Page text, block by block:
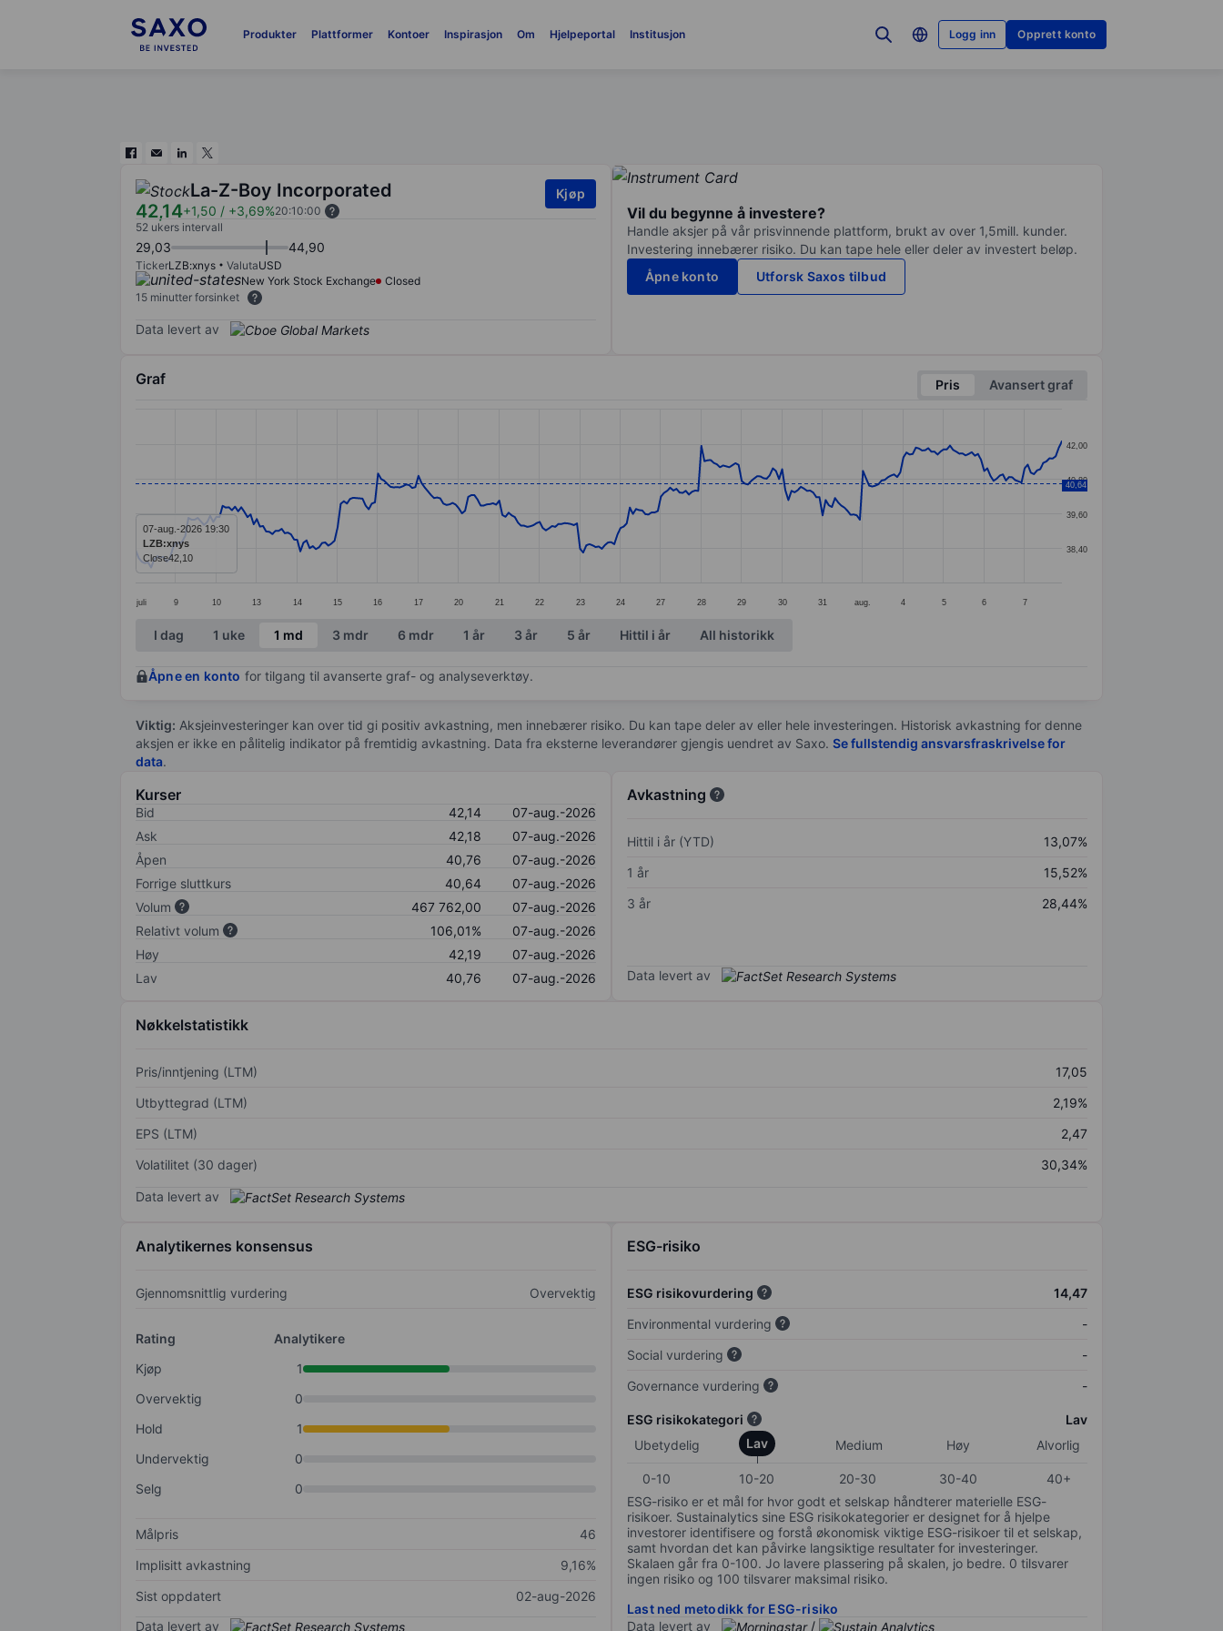
Produkter Plattformer Kontoer Inspirasjon Om Hjelpeportal Institusjon Logg inn Opprett konto
La-Z-Boy Incorporated
42,14+1,50 / +3,69%20:10:00
Kjøp
52 ukers intervall
29,03 44,90
TickerLZB:xnys ValutaUSD
New York Stock Exchange
Closed
15 minutter forsinket
Data levert av
Vil du begynne å investere?
Handle aksjer på vår prisvinnende plattform, brukt av over 1,5mill. kunder.
Investering innebærer risiko. Du kan tape hele eller deler av investert beløp.
Åpne konto
Utforsk Saxos tilbud
Graf Pris
Avansert graf
The chart has 1 X axis displaying categories.
The chart has 1 Y axis displaying values. Data ranges from 37.72 to 42.1.
juli 9 10 13 14 15 16 17 20 21 22 23 24 27 28 29 30 31 aug. 4 5 6 7
38,40
39,60
40,80
42,00
40,64
07-aug.-2026 19:30
LZB:xnys
Close42,10
End of interactive chart.
I dag 1 uke 1 md 3 mdr 6 mdr 1 år 3 år 5 år Hittil i år All historikk
Åpne en konto for tilgang til avanserte graf- og analyseverktøy.
Viktig: Aksjeinvesteringer kan over tid gi positiv avkastning, men innebærer risiko. Du kan tape deler av eller hele investeringen. Historisk avkastning for denne
aksjen er ikke en pålitelig indikator på fremtidig avkastning. Data fra eksterne leverandører gjengis uendret av Saxo. Se fullstendig ansvarsfraskrivelse for
data.
Kurser
Bid 42,14
07-aug.-2026
Ask
42,18
07-aug.-2026
Åpen
40,76
07-aug.-2026
Forrige sluttkurs
40,64
07-aug.-2026
Volum
467 762,00
07-aug.-2026
Relativt volum
106,01%
07-aug.-2026
Høy
42,19
07-aug.-2026
Lav
40,76 07-aug.-2026
Avkastning
Hittil i år (YTD)
13,07%
1 år
15,52%
3 år
28,44%
Data levert av
Nøkkelstatistikk
Pris/inntjening (LTM)
17,05
Utbyttegrad (LTM)
2,19%
EPS (LTM)
2,47
Volatilitet (30 dager)
30,34%
Data levert av
Analytikernes konsensus
Gjennomsnittlig vurdering Overvektig
Rating
Analytikere
Kjøp
1
Overvektig
0
Hold
1
Undervektig
0
Selg
0
Målpris
46
Implisitt avkastning
9,16%
Sist oppdatert
02-aug-2026
Data levert av
ESG-risiko
ESG risikovurdering
14,47
Environmental vurdering
-
Social vurdering
-
Governance vurdering
-
ESG risikokategori
Lav
Ubetydelig
Lav Medium Høy Alvorlig
0-10 10-20 20-30 30-40
40+
ESG-risiko er et mål for hvor godt et selskap håndterer materielle ESG-
risikoer. Sustainalytics sine ESG risikokategorier er designet for å hjelpe
investorer identifisere og forstå økonomisk viktige ESG-risikoer til et selskap,
samt hvordan det kan påvirke langsiktige resultater for investeringer.
Skalaen går fra 0-100. Jo lavere plassering på skalen, jo bedre. 0 tilsvarer
ingen risiko og 100 tilsvarer maksimal risiko.
Last ned metodikk for ESG-risiko
Data levert av
/